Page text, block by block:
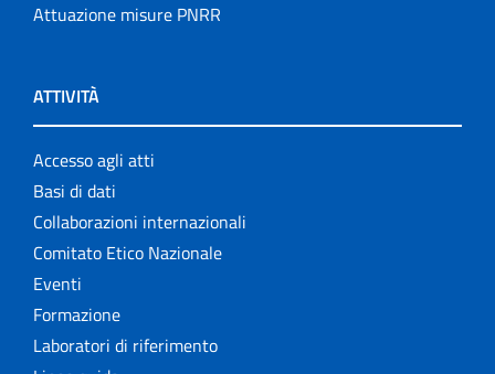
Attuazione misure PNRR
ATTIVITÀ
Accesso agli atti
Basi di dati
Collaborazioni internazionali
Comitato Etico Nazionale
Eventi
Formazione
Laboratori di riferimento